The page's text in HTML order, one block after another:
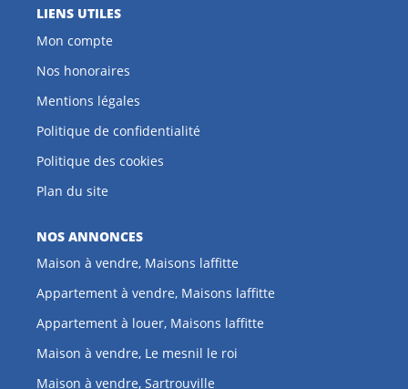
LIENS UTILES
Mon compte
Nos honoraires
Mentions légales
Politique de confidentialité
Politique des cookies
Plan du site
NOS ANNONCES
Maison à vendre, Maisons laffitte
Appartement à vendre, Maisons laffitte
Appartement à louer, Maisons laffitte
Maison à vendre, Le mesnil le roi
Maison à vendre, Sartrouville